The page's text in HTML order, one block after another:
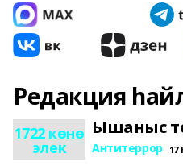
Редакция
1722 көнө
элек
Ышаныс
Антитеррор 17